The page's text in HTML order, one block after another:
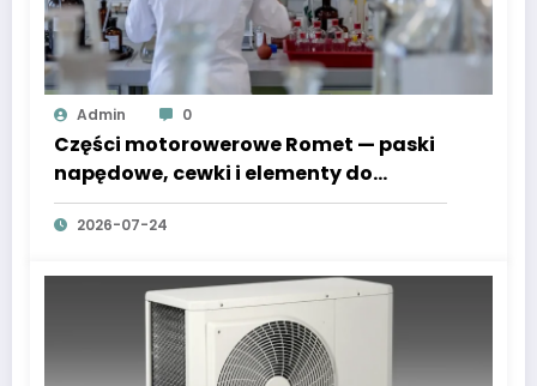
Admin 0
Części motorowerowe Romet — paski
napędowe, cewki i elementy do
Komara i Junaka
2026-07-24